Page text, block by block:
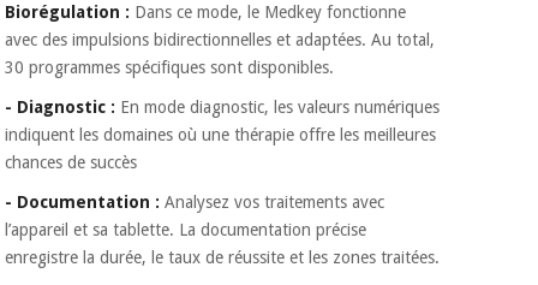
Biorégulation : Dans ce mode, le Medkey fonctionne
avec des impulsions bidirectionnelles et adaptées. Au total,
30 programmes spécifiques sont disponibles.
- Diagnostic : En mode diagnostic, les valeurs numériques
indiquent les domaines où une thérapie offre les meilleures
chances de succès
- Documentation : Analysez vos traitements avec
l’appareil et sa tablette. La documentation précise
enregistre la durée, le taux de réussite et les zones traitées.